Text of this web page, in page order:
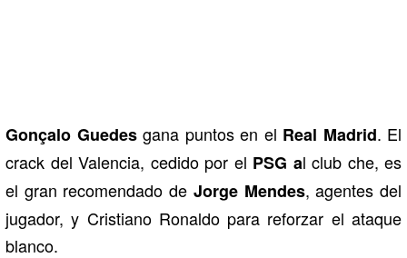
Gonçalo Guedesgana puntos en el Real Madrid. El
crack del Valencia, cedido por el PSG al club che, es
el gran recomendado de Jorge Mendes, agentes del
jugador, y Cristiano Ronaldo para reforzar el ataque
blanco.